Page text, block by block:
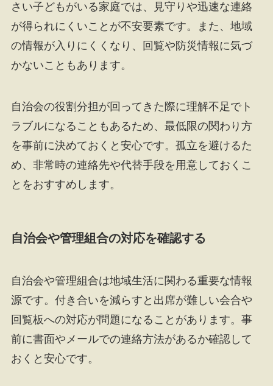
さい子どもがいる家庭では、見守りや迅速な連絡
が得られにくいことが不安要素です。また、地域
の情報が入りにくくなり、回覧や防災情報に気づ
かないこともあります。
自治会の役割分担が回ってきた際に理解不足でト
ラブルになることもあるため、最低限の関わり方
を事前に決めておくと安心です。孤立を避けるた
め、非常時の連絡先や代替手段を用意しておくこ
とをおすすめします。
自治会や管理組合の対応を確認する
自治会や管理組合は地域生活に関わる重要な情報
源です。付き合いを減らすと出席が難しい会合や
回覧板への対応が問題になることがあります。事
前に書面やメールでの連絡方法があるか確認して
おくと安心です。